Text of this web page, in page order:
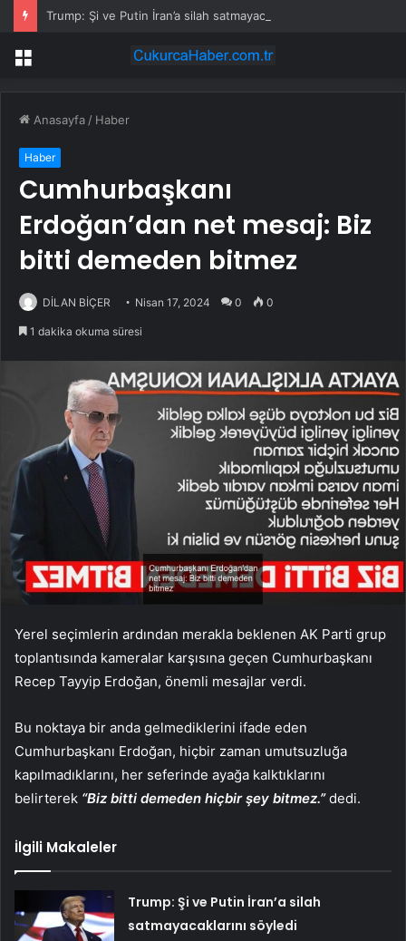
Trump: Şi ve Putin İran’a silah satmayacaklarını söyledi
Menü
Anasayfa / Haber
Haber
Cumhurbaşkanı
Erdoğan’dan net mesaj: Biz
bitti demeden bitmez
DİLAN BİÇER Nisan 17, 2024 0 0
1 dakika okuma süresi
Yerel seçimlerin ardından merakla beklenen AK Parti grup
toplantısında kameralar karşısına geçen Cumhurbaşkanı
Recep Tayyip Erdoğan, önemli mesajlar verdi.
Bu noktaya bir anda gelmediklerini ifade eden
Cumhurbaşkanı Erdoğan, hiçbir zaman umutsuzluğa
kapılmadıklarını, her seferinde ayağa kalktıklarını
belirterek “Biz bitti demeden hiçbir şey bitmez.”dedi.
İlgili Makaleler
Trump: Şi ve Putin İran’a silah
satmayacaklarını söyledi